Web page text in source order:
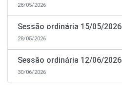
28/05/2026
Sessão ordinária 15/05/2026
28/05/2026
Sessão ordinária 12/06/2026
30/06/2026